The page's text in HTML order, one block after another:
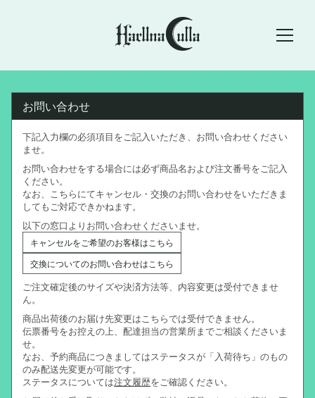
お問い合わせ
下記入力欄の必須項目をご記入いただき、お問い合わせください
ませ。
お問い合わせをする場合には必ず商品名および注文番号をご記入
ください。
なお、こちらにてキャンセル・交換のお問い合わせをいただきま
してもご対応できかねます。
以下の窓口よりお問い合わせくださいませ。
キャンセルをご希望のお客様はこちら
交換についてのお問い合わせはこちら
ご注文確定後のサイズや決済方法等、内容変更は受付できませ
ん。
商品出荷後のお届け先変更はこちらでは受付できません。
伝票番号をお控えの上、配達担当の営業所までご相談くださいま
せ。
なお、予約商品につきましてはステータスが「入荷待ち」のもの
のみ配送先変更が可能です。
ステータスについては注文履歴をご確認ください。